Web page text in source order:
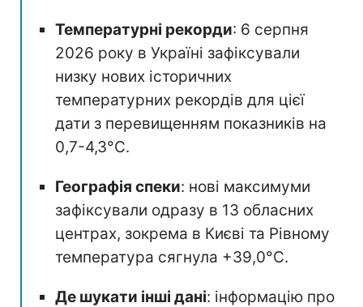
Температурні рекорди: 6 серпня
2026 року в Україні зафіксували
низку нових історичних
температурних рекордів для цієї
дати з перевищенням показників на
0,7-4,3°C.
Географія спеки: нові максимуми
зафіксували одразу в 13 обласних
центрах, зокрема в Києві та Рівному
температура сягнула +39,0°C.
Де шукати інші дані: інформацію про